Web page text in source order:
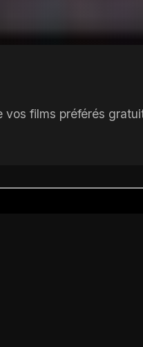
films préférés